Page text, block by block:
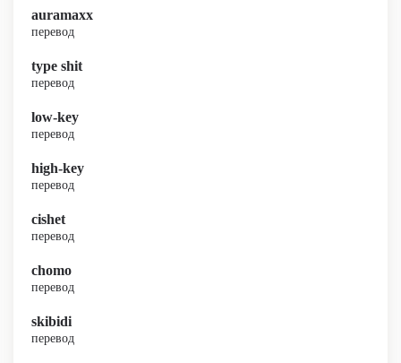
auramaxx
перевод
type shit
перевод
low-key
перевод
high-key
перевод
cishet
перевод
chomo
перевод
skibidi
перевод